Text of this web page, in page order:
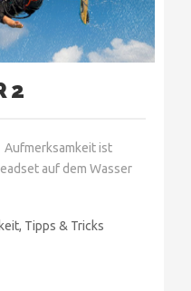
2
ist
auf dem Wasser
Tipps & Tricks